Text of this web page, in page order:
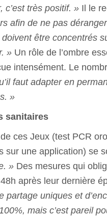
c’est très positif. » Il le
afin de ne pas
être concentrés
» Un rôle de l’ombre
intensément. Le
faut adapter en
»
sanitaires
ces Jeux (test PCR
sur une application) se
» Des mesures qui
après leur dernière
partage uniques et
mais c’est pareil